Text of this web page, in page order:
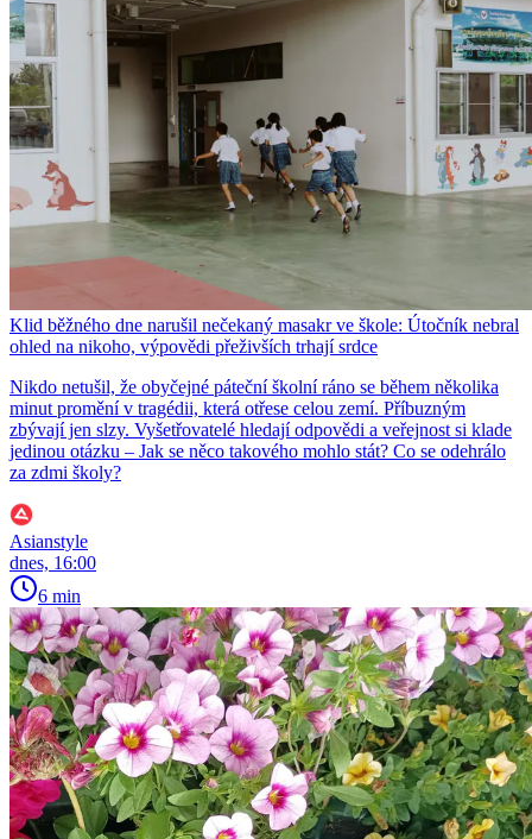
Klid běžného dne narušil nečekaný masakr ve škole: Útočník nebral
ohled na nikoho, výpovědi přeživších trhají srdce
Nikdo netušil, že obyčejné páteční školní ráno se během několika
minut promění v tragédii, která otřese celou zemí. Příbuzným
zbývají jen slzy. Vyšetřovatelé hledají odpovědi a veřejnost si klade
jedinou otázku – Jak se něco takového mohlo stát? Co se odehrálo
za zdmi školy?
Asianstyle
dnes, 16:00
6 min